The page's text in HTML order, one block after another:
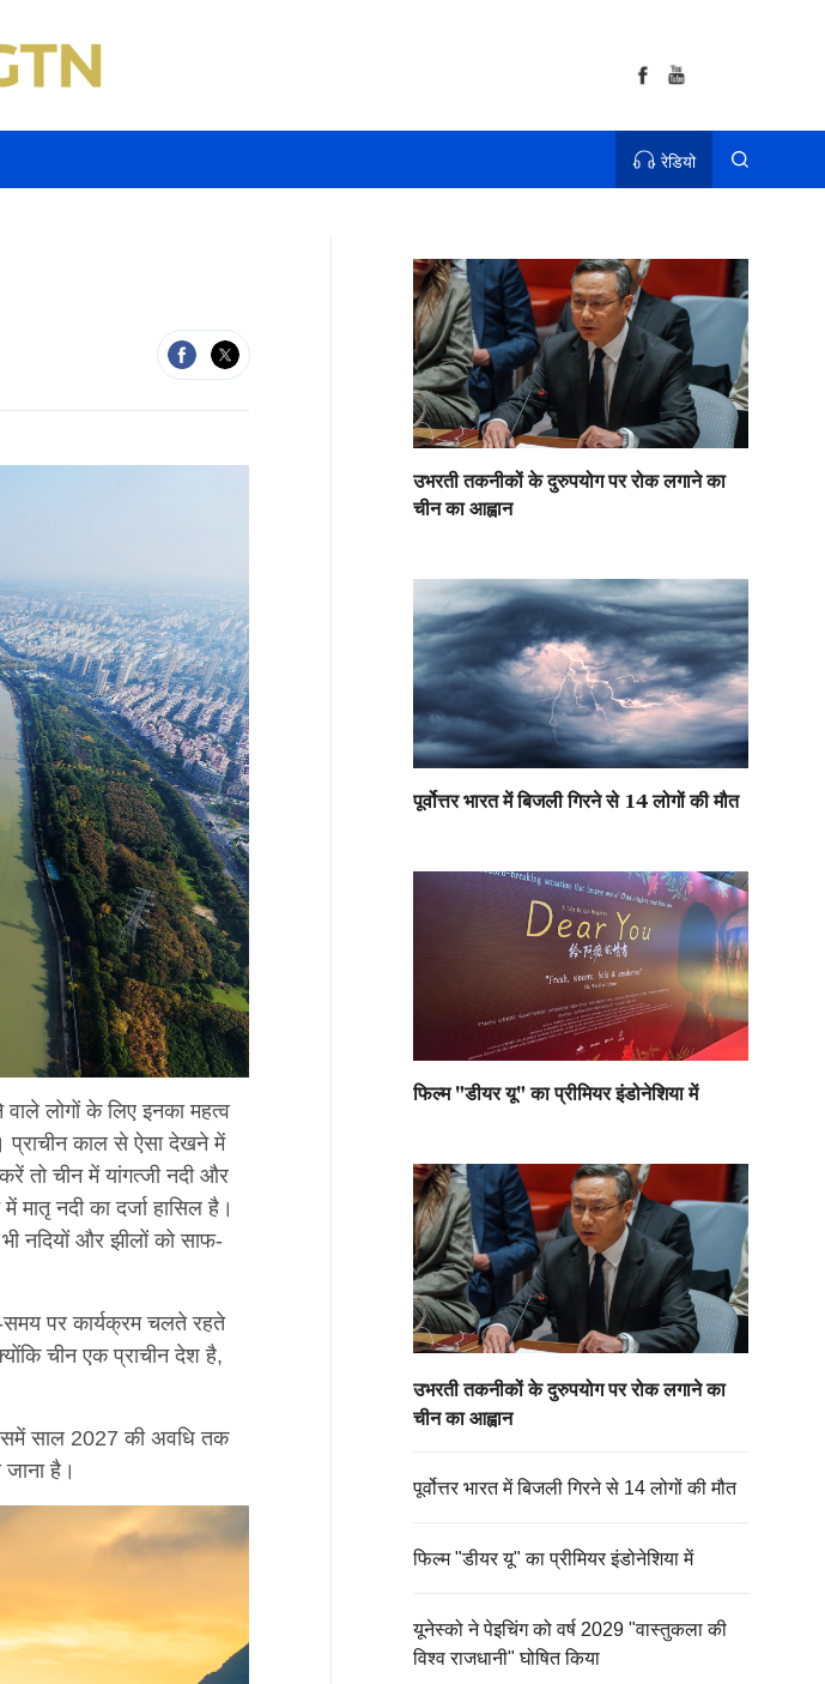
रेडियो
लोगों के लिए इनका महत्व
प्राचीन काल से ऐसा देखने में
तो चीन में यांगत्जी नदी और
मातृ नदी का दर्जा हासिल है।
नदियों और झीलों को साफ-
समय पर कार्यक्रम चलते रहते
चीन एक प्राचीन देश है,
साल 2027 की अवधि तक
है।
उभरती तकनीकों के दुरुपयोग पर रोक लगाने का
चीन का आह्वान
पूर्वोत्तर भारत में बिजली गिरने से 14 लोगों की मौत
फिल्म "डीयर यू" का प्रीमियर इंडोनेशिया में
उभरती तकनीकों के दुरुपयोग पर रोक लगाने का
चीन का आह्वान
पूर्वोत्तर भारत में बिजली गिरने से 14 लोगों की मौत
फिल्म "डीयर यू" का प्रीमियर इंडोनेशिया में
यूनेस्को ने पेइचिंग को वर्ष 2029 "वास्तुकला की
विश्व राजधानी" घोषित किया